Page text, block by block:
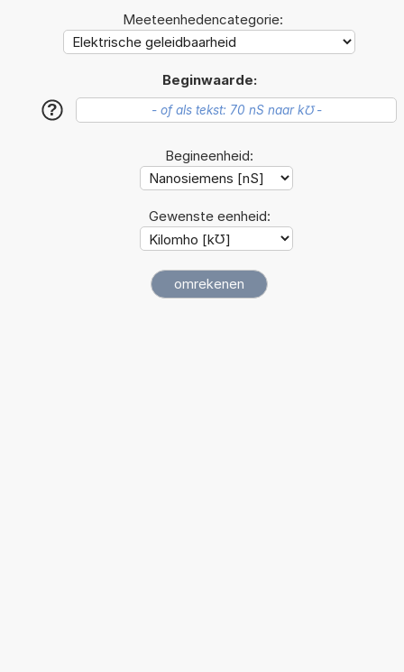
Meeteenhedencategorie:
Beginwaarde:
?
Begineenheid:
Gewenste eenheid: